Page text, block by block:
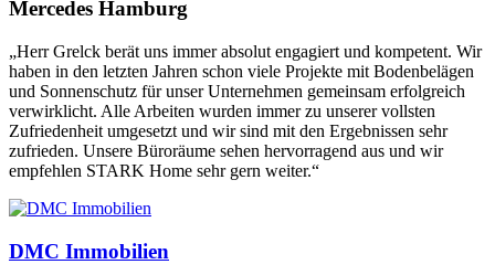
Mercedes Hamburg
„Herr Grelck berät uns immer absolut engagiert und kompetent. Wir
haben in den letzten Jahren schon viele Projekte mit Bodenbelägen
und Sonnenschutz für unser Unternehmen gemeinsam erfolgreich
verwirklicht. Alle Arbeiten wurden immer zu unserer vollsten
Zufriedenheit umgesetzt und wir sind mit den Ergebnissen sehr
zufrieden. Unsere Büroräume sehen hervorragend aus und wir
empfehlen STARK Home sehr gern weiter.“
DMC Immobilien